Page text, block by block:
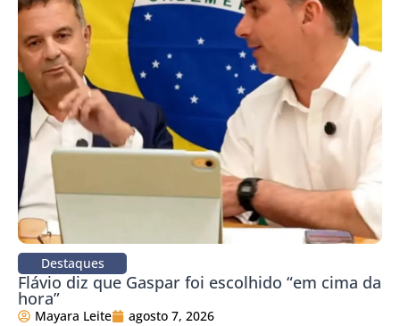
Destaques
Flávio diz que Gaspar foi escolhido “em cima da
hora”
Mayara Leite agosto 7, 2026